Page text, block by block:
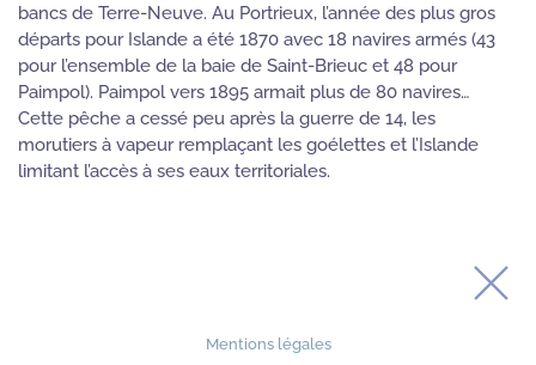
bancs de Terre-Neuve. Au Portrieux, l’année des plus gros
départs pour Islande a été 1870 avec 18 navires armés (43
pour l’ensemble de la baie de Saint-Brieuc et 48 pour
Paimpol). Paimpol vers 1895 armait plus de 80 navires…
Cette pêche a cessé peu après la guerre de 14, les
morutiers à vapeur remplaçant les goélettes et l’Islande
limitant l’accès à ses eaux territoriales.
Mentions légales